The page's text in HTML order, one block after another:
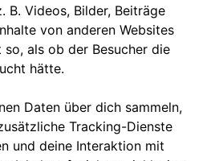
B. Videos, Bilder, Beiträge
von anderen Websites
als ob der Besucher die
hätte.
Daten über dich sammeln,
Tracking-Dienste
und deine Interaktion mit